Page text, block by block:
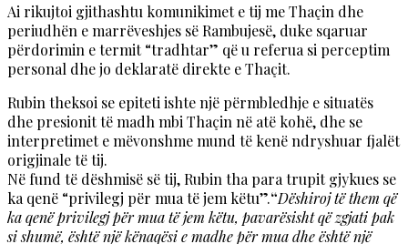
Ai rikujtoi gjithashtu komunikimet e tij me Thaçin dhe
periudhën e marrëveshjes së Rambujesë, duke sqaruar
përdorimin e termit “tradhtar” që u referua si perceptim
personal dhe jo deklaratë direkte e Thaçit.
Rubin theksoi se epiteti ishte një përmbledhje e situatës
dhe presionit të madh mbi Thaçin në atë kohë, dhe se
interpretimet e mëvonshme mund të kenë ndryshuar fjalët
origjinale të tij.
Në fund të dëshmisë së tij, Rubin tha para trupit gjykues se
ka qenë “privilegj për mua të jem këtu”.“Dëshiroj të them që
ka qenë privilegj për mua të jem këtu, pavarësisht që zgjati pak
si shumë, është një kënaqësi e madhe për mua dhe është një